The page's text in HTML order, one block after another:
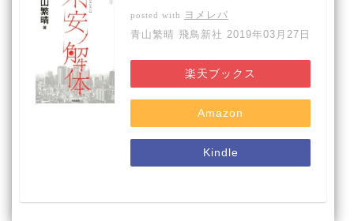
posted with
ヨメレバ
青山繁晴 飛鳥新社 2019年03月27日
楽天ブックス
Amazon
Kindle